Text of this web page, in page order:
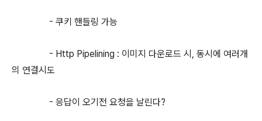
- 쿠키 핸들링 가능
- Http Pipelining : 이미지 다운로드 시, 동시에 여러개
의 연결시도
- 응답이 오기전 요청을 날린다?